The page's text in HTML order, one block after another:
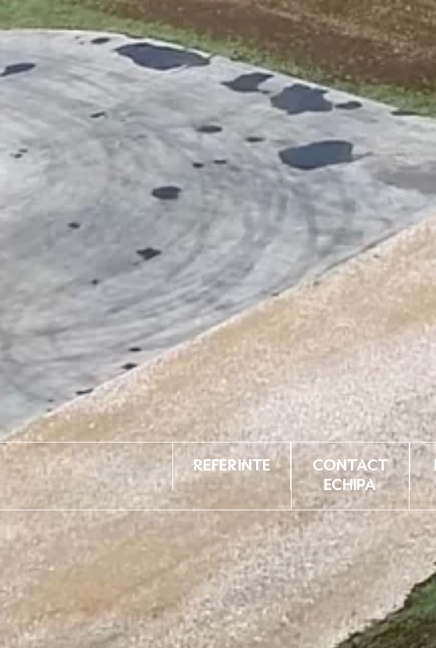
Referinte
Contact
Echipa